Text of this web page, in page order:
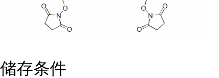
储存条件